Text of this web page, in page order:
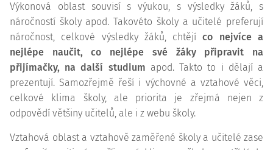
Výkonová oblast souvisí s výukou, s výsledky žáků, s
náročností školy apod. Takovéto školy a učitelé preferují
náročnost, celkové výsledky žáků, chtějíco nejvíce a
nejlépe naučit, co nejlépe své žáky připravit na
přijímačky, na další studium apod. Takto to i dělají a
prezentují. Samozřejmě řeší i výchovné a vztahové věci,
celkové klima školy, ale priorita je zřejmá nejen z
odpovědí většiny učitelů, ale i z webu školy.
Vztahová oblast a vztahově zaměřené školy a učitelé zase